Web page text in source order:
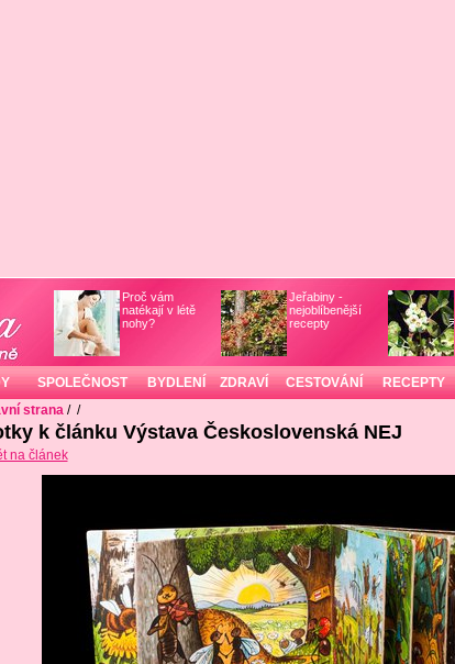
Proč vám
natékají v létě
nohy?
Jeřabiny -
nejoblíbenější
recepty
SPOLEČNOST BYDLENÍ ZDRAVÍ CESTOVÁNÍ RECEPTY
strana/ /
k článku Výstava Československá NEJ
na článek